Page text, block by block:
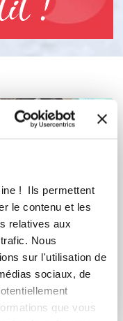
! Ils permettent
le contenu et les
relatives aux
Nous
sur l'utilisation de
sociaux, de
que vous
!
mazzolinia_1735
de porc au
et sa purée ...